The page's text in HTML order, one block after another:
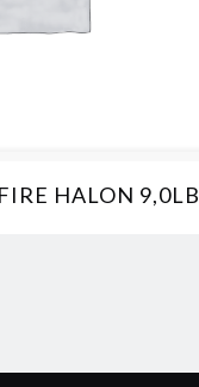
HALON 9,0LB